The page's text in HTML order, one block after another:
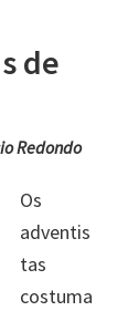
de
Redondo
Os
adventis
tas
costuma